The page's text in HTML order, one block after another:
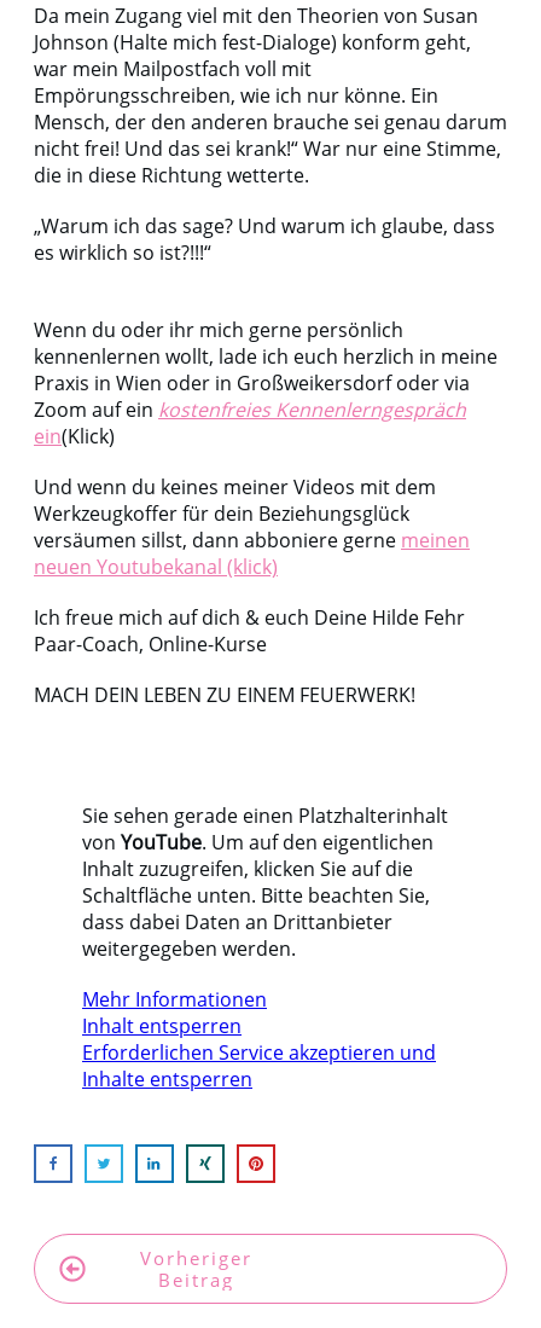
Da mein Zugang viel mit den Theorien von Susan
Johnson (Halte mich fest-Dialoge) konform geht,
war mein Mailpostfach voll mit
Empörungsschreiben, wie ich nur könne. Ein
Mensch, der den anderen brauche sei genau darum
nicht frei! Und das sei krank!“ War nur eine Stimme,
die in diese Richtung wetterte.
„Warum ich das sage? Und warum ich glaube, dass
es wirklich so ist?!!!“
Wenn du oder ihr mich gerne persönlich
kennenlernen wollt, lade ich euch herzlich in meine
Praxis in Wien oder in Großweikersdorf oder via
Zoom auf ein kostenfreies Kennenlerngespräch
ein(Klick)
Und wenn du keines meiner Videos mit dem
Werkzeugkoffer für dein Beziehungsglück
versäumen sillst, dann abboniere gerne meinen
neuen Youtubekanal (klick)
Ich freue mich auf dich & euch Deine Hilde Fehr
Paar-Coach, Online-Kurse
MACH DEIN LEBEN ZU EINEM FEUERWERK!
Sie sehen gerade einen Platzhalterinhalt
von YouTube. Um auf den eigentlichen
Inhalt zuzugreifen, klicken Sie auf die
Schaltfläche unten. Bitte beachten Sie,
dass dabei Daten an Drittanbieter
weitergegeben werden.
Mehr Informationen
Inhalt entsperren
Erforderlichen Service akzeptieren und
Inhalte entsperren
Vorheriger
Beitrag